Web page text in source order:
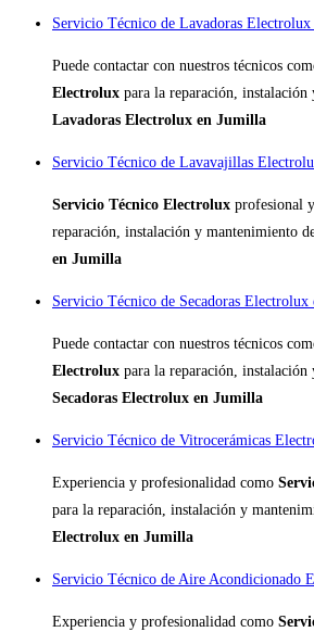
Servicio Técnico de Lavadoras
Puede contactar con nuestros técnicos
Electrolux para la reparación,
Lavadoras Electrolux en Jumilla
Servicio Técnico de Lavavajillas
Servicio Técnico Electrolux profesional
reparación, instalación y mantenimiento
en Jumilla
Servicio Técnico de Secadoras Electrolux
Puede contactar con nuestros técnicos
Electrolux para la reparación,
Secadoras Electrolux en Jumilla
Servicio Técnico de Vitrocerámicas
Experiencia y profesionalidad como
para la reparación, instalación y
Electrolux en Jumilla
Servicio Técnico de Aire Acondicionado
Experiencia y profesionalidad como